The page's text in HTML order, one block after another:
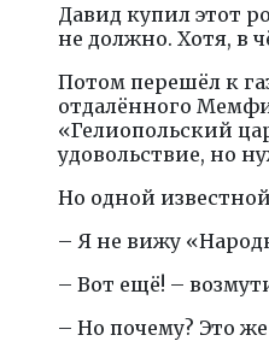
Давид купил этот
не должно. Хотя, в
Потом перешёл к
отдалённого
«Гелиопольский
удовольствие, но
Но одной
– Я не вижу
– Вот ещё! –
– Но почему? Это